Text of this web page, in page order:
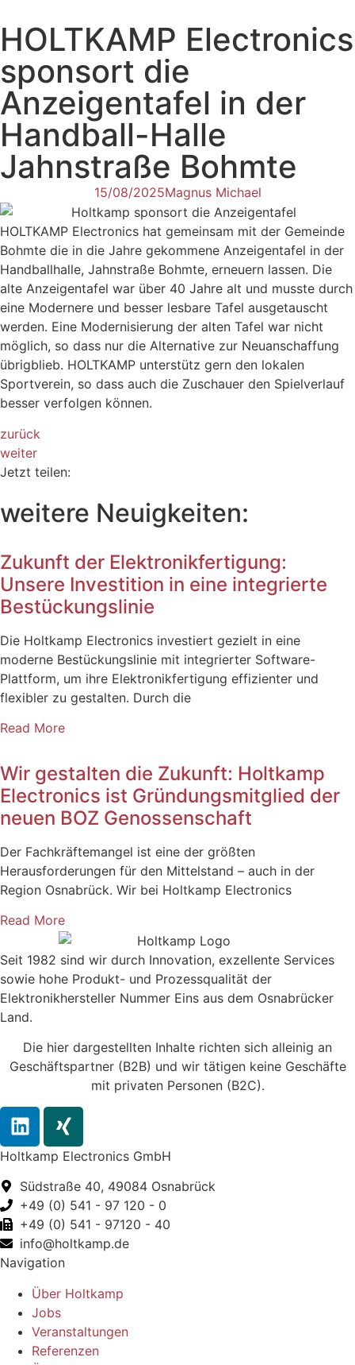
HOLTKAMP Electronics
sponsort die
Anzeigentafel in der
Handball-Halle
Jahnstraße Bohmte
15/08/2025Magnus Michael
HOLTKAMP Electronics hat gemeinsam mit der Gemeinde
Bohmte die in die Jahre gekommene Anzeigentafel in der
Handballhalle, Jahnstraße Bohmte, erneuern lassen. Die
alte Anzeigentafel war über 40 Jahre alt und musste durch
eine Modernere und besser lesbare Tafel ausgetauscht
werden. Eine Modernisierung der alten Tafel war nicht
möglich, so dass nur die Alternative zur Neuanschaffung
übrigblieb. HOLTKAMP unterstütz gern den lokalen
Sportverein, so dass auch die Zuschauer den Spielverlauf
besser verfolgen können.
zurück
weiter
Jetzt teilen:
weitere Neuigkeiten:
Zukunft der Elektronikfertigung:
Unsere Investition in eine integrierte
Bestückungslinie
Die Holtkamp Electronics investiert gezielt in eine
moderne Bestückungslinie mit integrierter Software-
Plattform, um ihre Elektronikfertigung effizienter und
flexibler zu gestalten. Durch die
Read More
Wir gestalten die Zukunft: Holtkamp
Electronics ist Gründungsmitglied der
neuen BOZ Genossenschaft
Der Fachkräftemangel ist eine der größten
Herausforderungen für den Mittelstand – auch in der
Region Osnabrück. Wir bei Holtkamp Electronics
Read More
Seit 1982 sind wir durch Innovation, exzellente Services
sowie hohe Produkt- und Prozessqualität der
Elektronikhersteller Nummer Eins aus dem Osnabrücker
Land.
Die hier dargestellten Inhalte richten sich alleinig an
Geschäftspartner (B2B) und wir tätigen keine Geschäfte
mit privaten Personen (B2C).
Holtkamp Electronics GmbH
Südstraße 40, 49084 Osnabrück
+49 (0) 541 - 97 120 - 0
+49 (0) 541 - 97120 - 40
info@holtkamp.de
Navigation
Über Holtkamp
Jobs
Veranstaltungen
Referenzen